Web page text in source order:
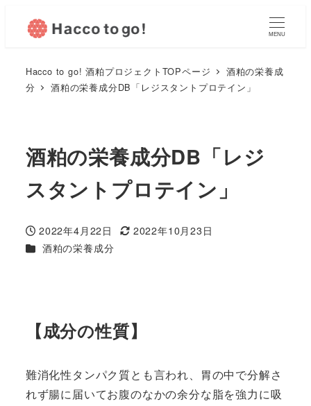
MENU
Hacco to go! 酒粕プロジェクトTOPページ
酒粕の栄養成
分
酒粕の栄養成分DB「レジスタントプロテイン」
酒粕の栄養成分DB「レジ
スタントプロテイン」
投稿日
2022年4月22日
更新日
2022年10月23日
カテゴリー
酒粕の栄養成分
【成分の性質】
難消化性タンパク質とも言われ、胃の中で分解さ
れず腸に届いてお腹のなかの余分な脂を強力に吸